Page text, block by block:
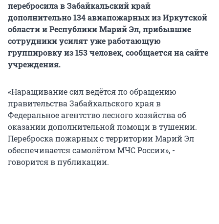
перебросила в Забайкальский край
дополнительно 134 авиапожарных из Иркутской
области и Республики Марий Эл, прибывшие
сотрудники усилят уже работающую
группировку из 153 человек, сообщается на сайте
учреждения.
«Наращивание сил ведётся по обращению
правительства Забайкальского края в
Федеральное агентство лесного хозяйства об
оказании дополнительной помощи в тушении.
Переброска пожарных с территории Марий Эл
обеспечивается самолётом МЧС России», -
говорится в публикации.